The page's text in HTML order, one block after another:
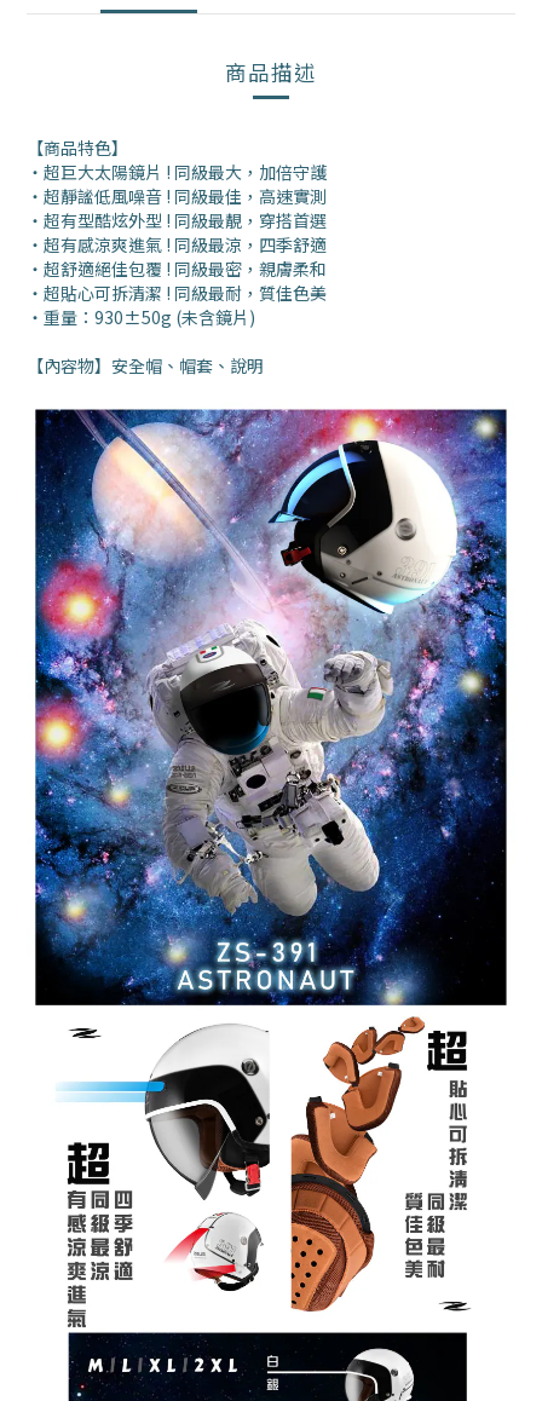
商品描述
【商品特色】
・超巨大太陽鏡片 ! 同級最大，加倍守護
・超靜謐低風噪音 ! 同級最佳，高速實測
・超有型酷炫外型 ! 同級最靚，穿搭首選
・超有感涼爽進氣 ! 同級最涼，四季舒適
・超舒適絕佳包覆 ! 同級最密，親膚柔和
・超貼心可拆清潔 ! 同級最耐，質佳色美
・重量：930±50g (未含鏡片)
【內容物】安全帽、帽套、說明